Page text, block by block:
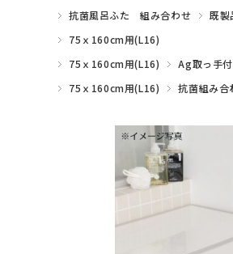
抗菌風呂ふた 組み合わせ
既製
75ｘ160cm用(L16)
75ｘ160cm用(L16)
Ag取っ手
75ｘ160cm用(L16)
抗菌組み合